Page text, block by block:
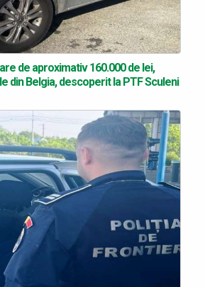
de aproximativ 160.000 de lei,
din Belgia, descoperit la PTF Sculeni